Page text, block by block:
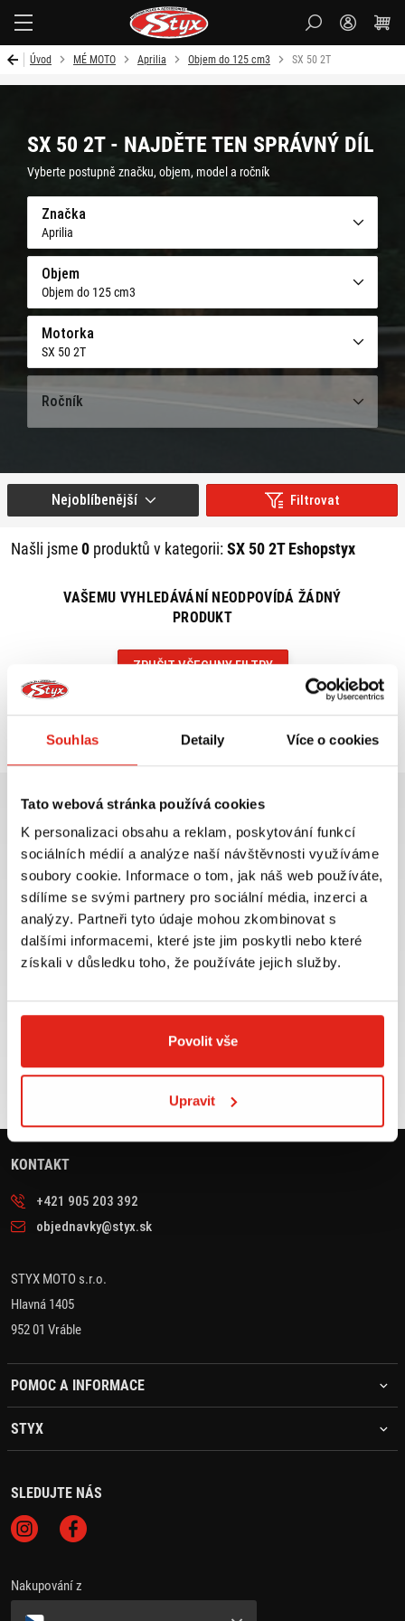
Souhlas Detaily Více o cookies
Tato webová stránka používá cookies
K personalizaci obsahu a reklam, poskytování funkcí
sociálních médií a analýze naší návštěvnosti využíváme
soubory cookie. Informace o tom, jak náš web používáte,
sdílíme se svými partnery pro sociální média, inzerci a
analýzy. Partneři tyto údaje mohou zkombinovat s
dalšími informacemi, které jste jim poskytli nebo které
získali v důsledku toho, že používáte jejich služby.
Povolit vše
Upravit
Úvod MÉ MOTO Aprilia Objem do 125 cm3 SX 50 2T
SX 50 2T - NAJDĚTE TEN SPRÁVNÝ DÍL
Vyberte postupně značku, objem, model a ročník
Značka
Aprilia
Objem
Objem do 125 cm3
Motorka
SX 50 2T
Ročník
Filtrovat
Našli jsme0 produktů v kategorii:SX 50 2T Eshopstyx
Nejoblíbenější
VAŠEMU VYHLEDÁVÁNÍ NEODPOVÍDÁ ŽÁDNÝ
PRODUKT
ZRUŠIT VŠECHNY FILTRY
Největší výběr moto
příslušenství ihned k
odběru
VÍCE INFO
Doprava ZDARMA pro
objednávky nad 2499 kč v
rámci ČR
VÍCE INFO
KONTAKT
+421 905 203 392
objednavky@styx.sk
STYX MOTO s.r.o.
Hlavná 1405
952 01 Vráble
POMOC A INFORMACE
STYX
SLEDUJTE NÁS
Nakupování z